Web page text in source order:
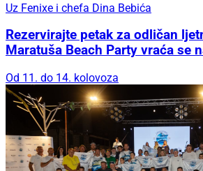
Uz Fenixe i chefa Dina Bebića
Rezervirajte petak za odličan
Maratuša Beach Party vraća se
Od 11. do 14. kolovoza